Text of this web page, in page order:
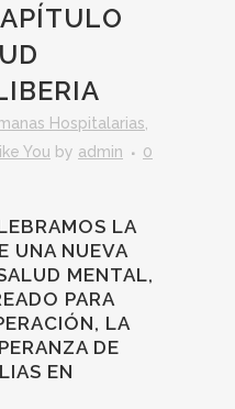
Hospitalarias
You by admin
0
LA
UNA NUEVA
MENTAL,
PARA
LA
DE
EN